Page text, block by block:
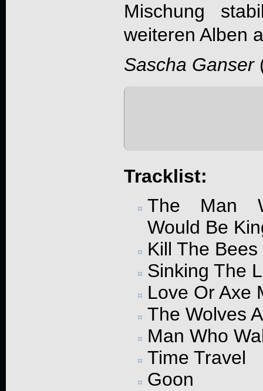
Mischung
weiteren Alben
Sascha Ganser
Tracklist:
The Man
Would Be
Kill The Bees
Sinking The
Love Or Axe
The Wolves
Man Who
Time Travel
Goon